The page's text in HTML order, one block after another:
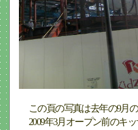
この頁の写真は去年の9月の
2009年3月オープン前のキ